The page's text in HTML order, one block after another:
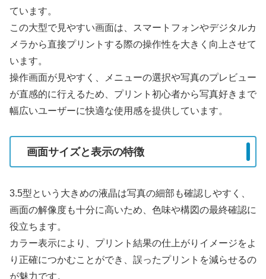
ています。
この大型で見やすい画面は、スマートフォンやデジタルカ
メラから直接プリントする際の操作性を大きく向上させて
います。
操作画面が見やすく、メニューの選択や写真のプレビュー
が直感的に行えるため、プリント初心者から写真好きまで
幅広いユーザーに快適な使用感を提供しています。
画面サイズと表示の特徴
3.5型という大きめの液晶は写真の細部も確認しやすく、
画面の解像度も十分に高いため、色味や構図の最終確認に
役立ちます。
カラー表示により、プリント結果の仕上がりイメージをよ
り正確につかむことができ、誤ったプリントを減らせるの
が魅力です。